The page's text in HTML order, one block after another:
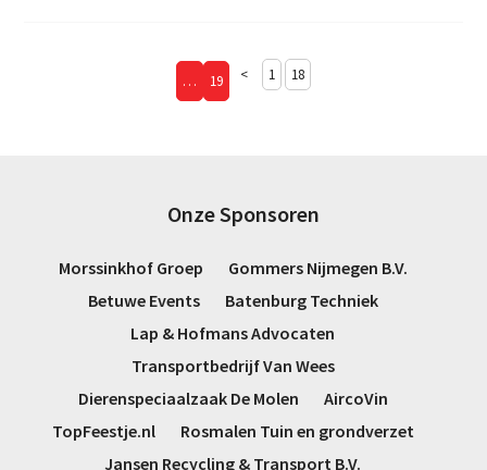
< 1
… 18
19
Onze Sponsoren
Morssinkhof Groep
Gommers Nijmegen B.V.
Betuwe Events
Batenburg Techniek
Lap & Hofmans Advocaten
Transportbedrijf Van Wees
Dierenspeciaalzaak De Molen
AircoVin
TopFeestje.nl
Rosmalen Tuin en grondverzet
Jansen Recycling & Transport B.V.